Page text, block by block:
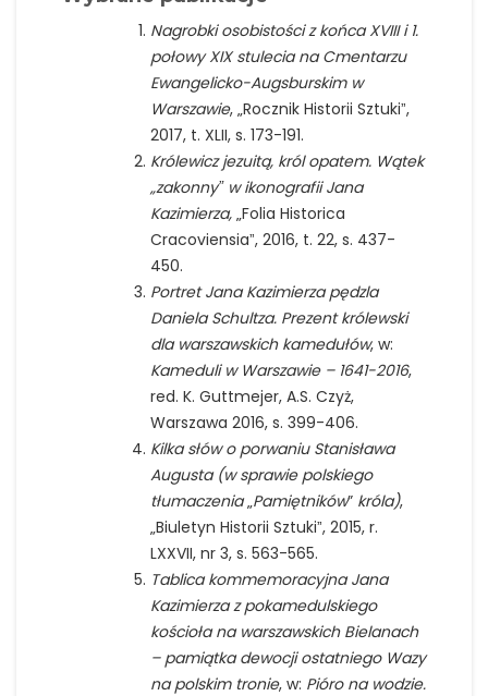
Nagrobki osobistości z końca XVIII i 1.
połowy XIX stulecia na Cmentarzu
Ewangelicko-Augsburskim w
Warszawie, „Rocznik Historii Sztukiˮ,
2017, t. XLII, s. 173-191.
Królewicz jezuitą, król opatem. Wątek
„zakonnyˮ w ikonografii Jana
Kazimierza, „Folia Historica
Cracoviensiaˮ, 2016, t. 22, s. 437-
450.
Portret Jana Kazimierza pędzla
Daniela Schultza. Prezent królewski
dla warszawskich kamedułów, w:
Kameduli w Warszawie – 1641-2016,
red. K. Guttmejer, A.S. Czyż,
Warszawa 2016, s. 399-406.
Kilka słów o porwaniu Stanisława
Augusta (w sprawie polskiego
tłumaczenia„Pamiętników” króla),
„Biuletyn Historii Sztukiˮ, 2015, r.
LXXVII, nr 3, s. 563-565.
Tablica kommemoracyjna Jana
Kazimierza z pokamedulskiego
kościoła na warszawskich Bielanach
– pamiątka dewocji ostatniego Wazy
na polskim tronie, w: Pióro na wodzie.